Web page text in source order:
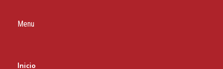
Menu
Inicio